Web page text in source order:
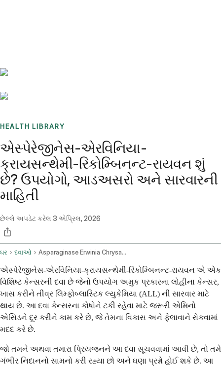
HEALTH LIBRARY
એસ્પેરેજીનેસ-એરવિનિયા-
ક્રાયસન્થેમી-રિકોમ્બિનન્ટ-રાયવન શું
છે? ઉપયોગો, આડઅસરો અને સારવારની
માહિતી
છેલ્લે અપડેટ કરેલ 3 એપ્રિલ, 2026
ઘર દવાઓ Asparaginase Erwinia Chrysanthemi Recombinant Rywn Intramuscular Route
એસ્પેરેજીનેસ-એરવિનિયા-ક્રાયસન્થેમી-રિકોમ્બિનન્ટ-રાયવન એ એક
વિશિષ્ટ કેન્સરની દવા છે જેનો ઉપયોગ અમુક પ્રકારના લોહીના કેન્સર,
ખાસ કરીને તીવ્ર લિમ્ફોબ્લાસ્ટિક લ્યુકેમિયા (ALL) ની સારવાર માટે
થાય છે. આ દવા કેન્સરના કોષોને ટકી રહેવા માટે જરૂરી એમિનો
એસિડને દૂર કરીને કામ કરે છે, જે તેમના વિકાસ અને ફેલાવાને રોકવામાં
મદદ કરે છે.
જો તમને અથવા તમારા પ્રિયજનને આ દવા સૂચવવામાં આવી છે, તો તમે
ગંભીર નિદાનનો સામનો કરી રહ્યા છો અને ઘણા પ્રશ્નો હોઈ શકે છે. આ